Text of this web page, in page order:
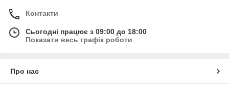
Контакти
Сьогодні працює з 09:00 до 18:00
Показати весь графік роботи
Про нас